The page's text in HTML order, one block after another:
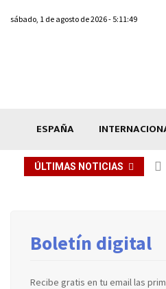
sábado, 1 de agosto de 2026 - 5:11:49
ESPAÑA
ÚLTIMAS NOTICIAS
Boletín digital
Recibe gratis en tu email las